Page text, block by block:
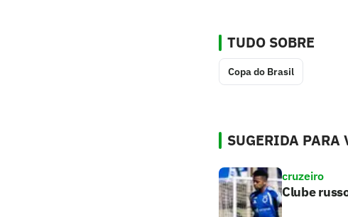
TUDO SOBRE
Copa do Brasil
SUGERIDA PARA
cruzeiro
Clube